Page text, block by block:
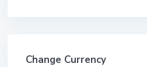
Change Currency